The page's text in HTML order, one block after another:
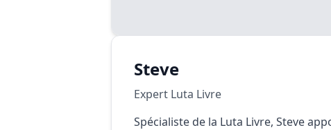
Steve
Expert Luta Livre
Spécialiste de la Luta Livre, Steve